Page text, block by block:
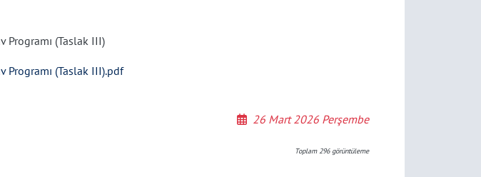
Programı (Taslak III)
Programı (Taslak III).pdf
26 Mart 2026 Perşembe
Toplam296görüntüleme